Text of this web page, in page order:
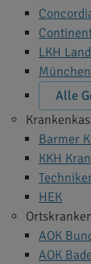
LKH
Alle
Barmer
KKH
HEK
AOK
AOK